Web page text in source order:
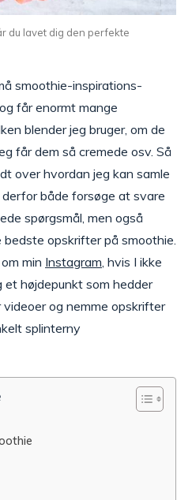
du lavet dig den perfekte
smoothie-inspirations-
og får enormt mange
blender jeg bruger, om de
får dem så cremede osv. Så
over hvordan jeg kan samle
både forsøge at svare
spørgsmål, men også
opskrifter på smoothie.
min Instagram , hvis I ikke
et højdepunkt som hedder
videoer og nemme opskrifter
splinterny